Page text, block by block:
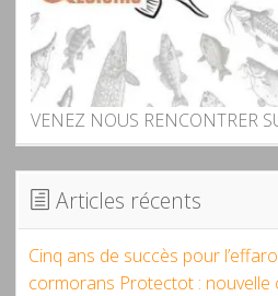
VENEZ NOUS RENCONTRER
Articles récents
Cinq ans de succès pour
cormorans Protectot : nouvelle